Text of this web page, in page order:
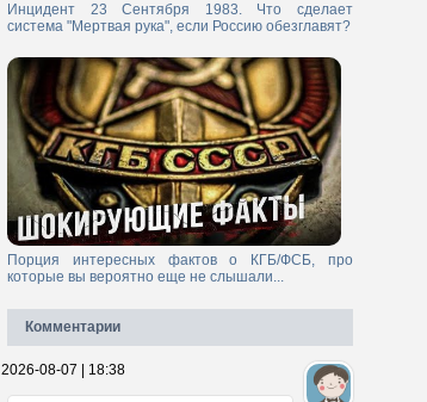
Инцидент 23 Сентября 1983. Что сделает
система "Мертвая рука", если Россию обезглавят?
Порция интересных фактов о КГБ/ФСБ, про
которые вы вероятно еще не слышали...
Комментарии
2026-08-07 | 18:38